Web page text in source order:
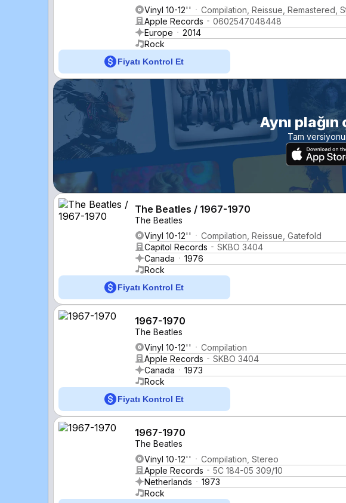
Vinyl 10-12''
Compilation, Reissue, Remastered,
Apple Records
0602547048448
Europe
2014
Rock
Fiyatı Kontrol Et
Aynı
Tam
The Beatles / 1967-1970
The Beatles
Vinyl 10-12''
Compilation, Reissue, Gatefold
Capitol Records
SKBO 3404
Canada
1976
Rock
Fiyatı Kontrol Et
1967-1970
The Beatles
Vinyl 10-12''
Compilation
Apple Records
SKBO 3404
Canada
1973
Rock
Fiyatı Kontrol Et
1967-1970
The Beatles
Vinyl 10-12''
Compilation, Stereo
Apple Records
5C 184-05 309/10
Netherlands
1973
Rock